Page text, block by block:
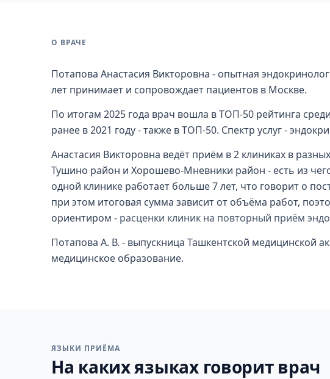
О ВРАЧЕ
Потапова Анастасия Викторовна - опытная
лет принимает и сопровождает пациентов в Москве.
По итогам 2025 года врач вошла в ТОП-50 рейтинга
ранее в 2021 году - также в ТОП-50. Спектр услуг -
Анастасия Викторовна ведёт приём в 2 клиниках в
Тушино район и Хорошево-Мневники район - есть из
одной клинике работает больше 7 лет, что говорит о
при этом итоговая сумма зависит от объёма работ,
ориентиром - расценки клиник на повторный приём
Потапова А. В. - выпускница Ташкентской медицинской
медицинское образование.
ЯЗЫКИ ПРИЁМА
На каких языках говорит врач